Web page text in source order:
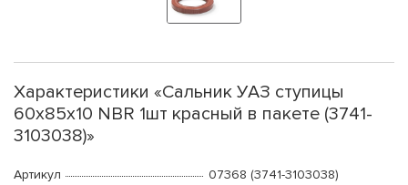
Характеристики «Сальник УАЗ ступицы
60х85х10 NBR 1шт красный в пакете (3741-
3103038)»
Артикул
07368 (3741-3103038)